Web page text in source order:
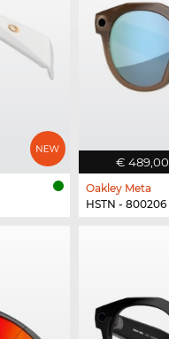
€ 489,00
Oakley Meta
HSTN - 800206